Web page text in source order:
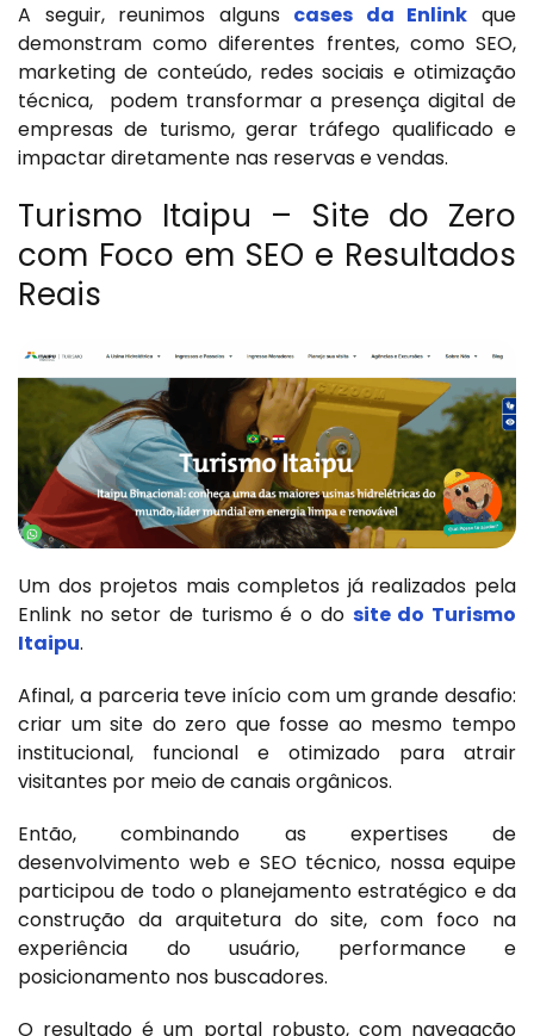
A seguir, reunimos alguns cases da Enlink que
demonstram como diferentes frentes, como SEO,
marketing de conteúdo, redes sociais e otimização
técnica, podem transformar a presença digital de
empresas de turismo, gerar tráfego qualificado e
impactar diretamente nas reservas e vendas.
Turismo Itaipu – Site do Zero
com Foco em SEO e Resultados
Reais
Um dos projetos mais completos já realizados pela
Enlink no setor de turismo é o do site do Turismo
Itaipu.
Afinal, a parceria teve início com um grande desafio:
criar um site do zero que fosse ao mesmo tempo
institucional, funcional e otimizado para atrair
visitantes por meio de canais orgânicos.
Então, combinando as expertises de
desenvolvimento web e SEO técnico, nossa equipe
participou de todo o planejamento estratégico e da
construção da arquitetura do site, com foco na
experiência do usuário, performance e
posicionamento nos buscadores.
O resultado é um portal robusto, com navegação